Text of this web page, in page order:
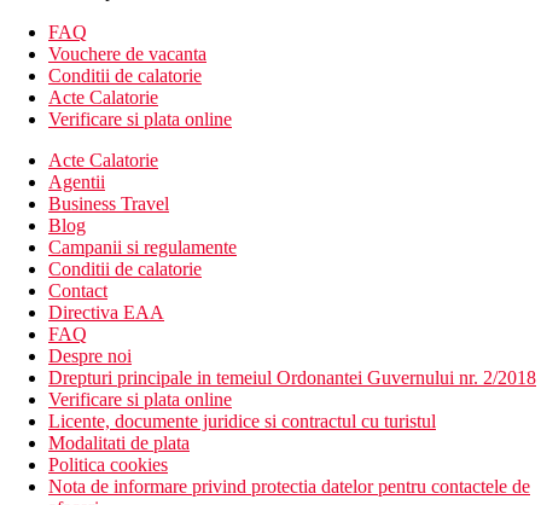
Hotelul dispune de:
Hol intrare cu receptie
Restaurant principal
3 baruri
Wi-Fi
sala de fitness
restaurant a la carte contra cost (asiatic, sushi, italian)
Divertisment
Descrierea plajei
350 m de plaja
Chiar langa plaja cu nisip si pietris (pietricele la intrarea in
apa)
Activitati sportive gratuite
Sala de fitness
Restaurant
Restaurantul principal serveste preparate culinare cu
specific international si local
FAQ
Vouchere de vacanta
Conditii de calatorie
Acte Calatorie
Verificare si plata online
Acte Calatorie
Agentii
Business Travel
Blog
Campanii si regulamente
Conditii de calatorie
Contact
Directiva EAA
FAQ
Despre noi
Drepturi principale in temeiul Ordonantei Guvernului nr. 2/2018
Verificare si plata online
Licente, documente juridice si contractul cu turistul
Modalitati de plata
Politica cookies
Nota de informare privind protectia datelor pentru contactele de